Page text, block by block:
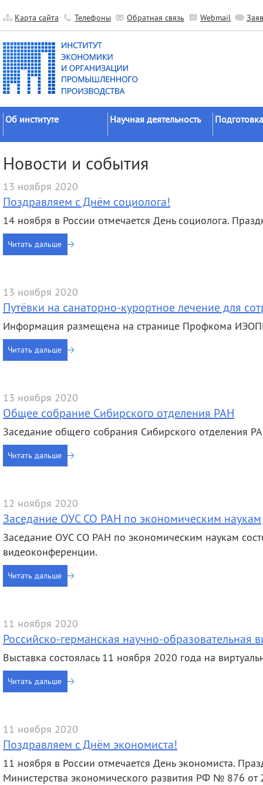
Карта сайта Телефоны Обратная связь Webmail
Об институте
Официальные документы
История
Руководство
Научные подразделения
Прочие подразделения
Издательская
Контакты
Научная деятельность
исследований
Прикладные разработки
советы
Новости и события
13 ноября 2020
Поздравляем с Днём социолога!
14 ноября в России отмечается День социолога.
Читать дальше
13 ноября 2020
Путёвки на санаторно-курортное лечение для
Информация размещена на странице Профкома
Читать дальше
13 ноября 2020
Общее собрание Сибирского отделения РАН
Заседание общего собрания Сибирского отделения
Читать дальше
12 ноября 2020
Заседание ОУС СО РАН по экономическим наукам
Заседание ОУС СО РАН по экономическим наукам
видеоконференции.
Читать дальше
11 ноября 2020
Российско-германская научно-образовательная
Выставка состоялась 11 ноября 2020 года на
Читать дальше
11 ноября 2020
Поздравляем с Днём экономиста!
11 ноября в России отмечается День экономиста.
Министерства экономического развития РФ № 876 от